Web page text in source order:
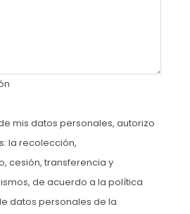
mis datos personales, autorizo
la recolección,
cesión, transferencia y
de acuerdo a la política
datos personales de la